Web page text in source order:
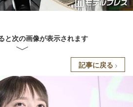
と次の画像が表示されます
記事に戻る